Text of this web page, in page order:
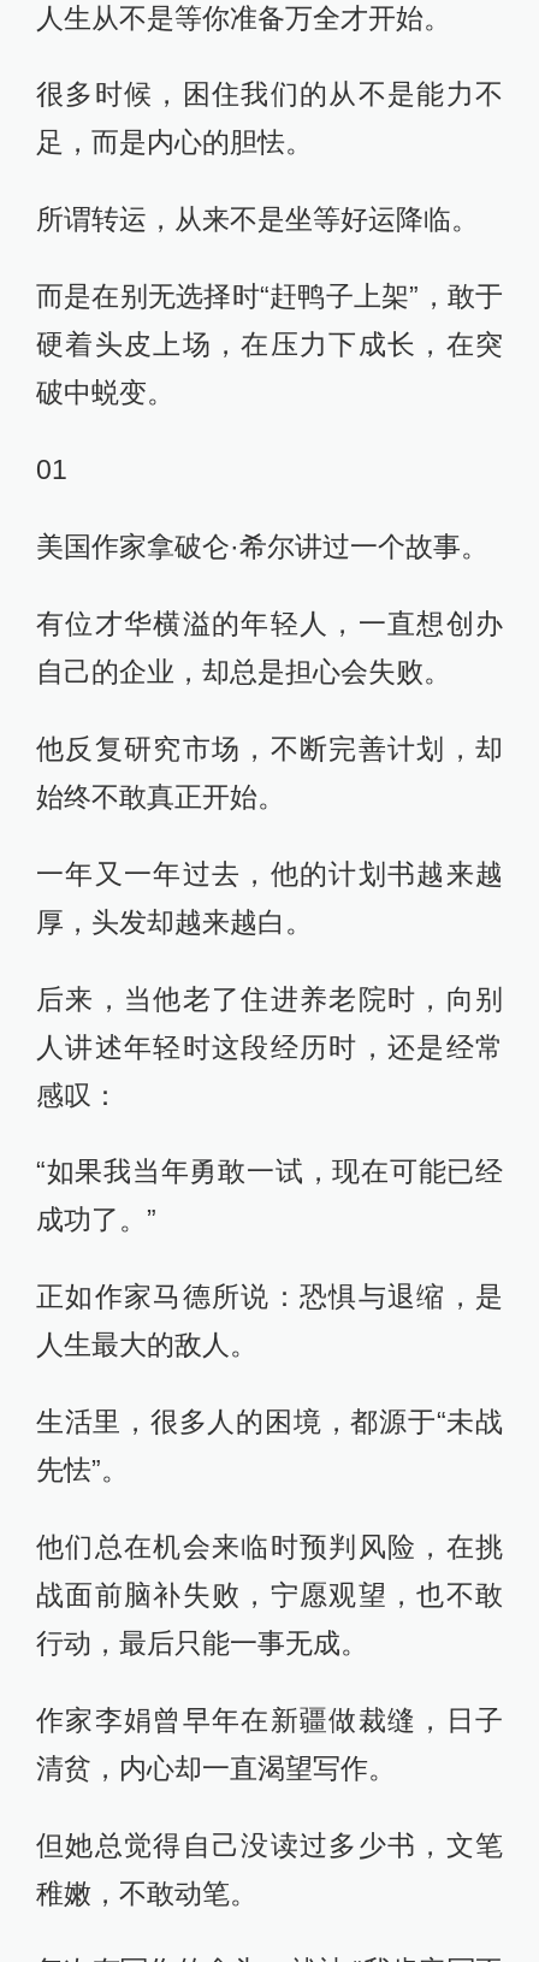
人生从不是等你准备万全才开始。
很多时候，困住我们的从不是能力不
足，而是内心的胆怯。
所谓转运，从来不是坐等好运降临。
而是在别无选择时“赶鸭子上架”，敢于
硬着头皮上场，在压力下成长，在突
破中蜕变。
01
美国作家拿破仑·希尔讲过一个故事。
有位才华横溢的年轻人，一直想创办
自己的企业，却总是担心会失败。
他反复研究市场，不断完善计划，却
始终不敢真正开始。
一年又一年过去，他的计划书越来越
厚，头发却越来越白。
后来，当他老了住进养老院时，向别
人讲述年轻时这段经历时，还是经常
感叹：
“如果我当年勇敢一试，现在可能已经
成功了。”
正如作家马德所说：恐惧与退缩，是
人生最大的敌人。
生活里，很多人的困境，都源于“未战
先怯”。
他们总在机会来临时预判风险，在挑
战面前脑补失败，宁愿观望，也不敢
行动，最后只能一事无成。
作家李娟曾早年在新疆做裁缝，日子
清贫，内心却一直渴望写作。
但她总觉得自己没读过多少书，文笔
稚嫩，不敢动笔。